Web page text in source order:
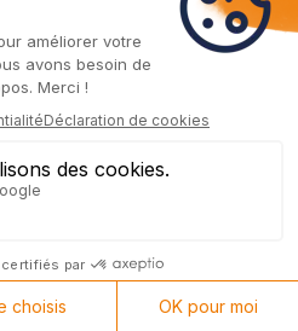
FTTO
est une solution
Optical Network)
rendre la fibre
dans les petites
la technologie GPON a
Huawei pour devenir